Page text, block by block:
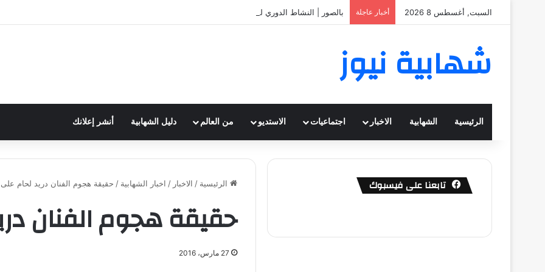
السبت, أغسطس 8 2026 أخبار عاجلة بالصور | النشاط الدوري لفرقة الكشافة في فوج الامام الصادق (ع)
شهابية نيوز
الرئيسية الشهابية الاخبار اجتماعيات الاستديو من العالم دليل الشهابية أنشر إعلانك
الرئيسية / الاخبار / اخبار الشهابية / حقيقة هجوم الفنان دريد لحام على
حقيقة هجوم الفنان
27 مارس، 2016
تابعنا على فيسبوك